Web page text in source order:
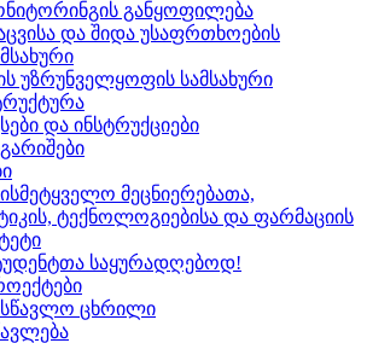
განყოფილება
და შიდა უსაფრთხოების
უზრუნველყოფის სამსახური
და ინსტრუქციები
მეცნიერებათა,
ტექნოლოგიებისა და ფარმაციის
საყურადღებოდ!
ცხრილი